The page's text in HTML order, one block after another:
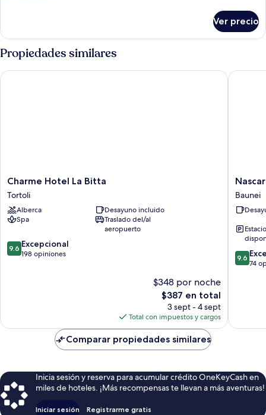
Ver precio
Propiedades similares
Charme
Hotel
La
Bitta
Tortoli
Charme Hotel La Bitta
Tortoli
Alberca
Desayuno incluido
Spa
Traslado del/al
aeropuerto
9.6
de
9.6 Excepcional
198 opiniones
$348 por noche
El
precio
actual
es
de
$387
$387 en total
3 sept - 4 sept
Total con impuestos y cargos
Charme Hotel La Bitta
Nascar
Hotel
Baunei
Baunei
9.6
de
9.6
74
Nascar
Comparar propiedades similares
Inicia sesión y reserva para acumular crédito OneKeyCash en
miles de hoteles. ¡Más recompensas te llevan a más aventuras!
Iniciar sesión Registrarme gratis